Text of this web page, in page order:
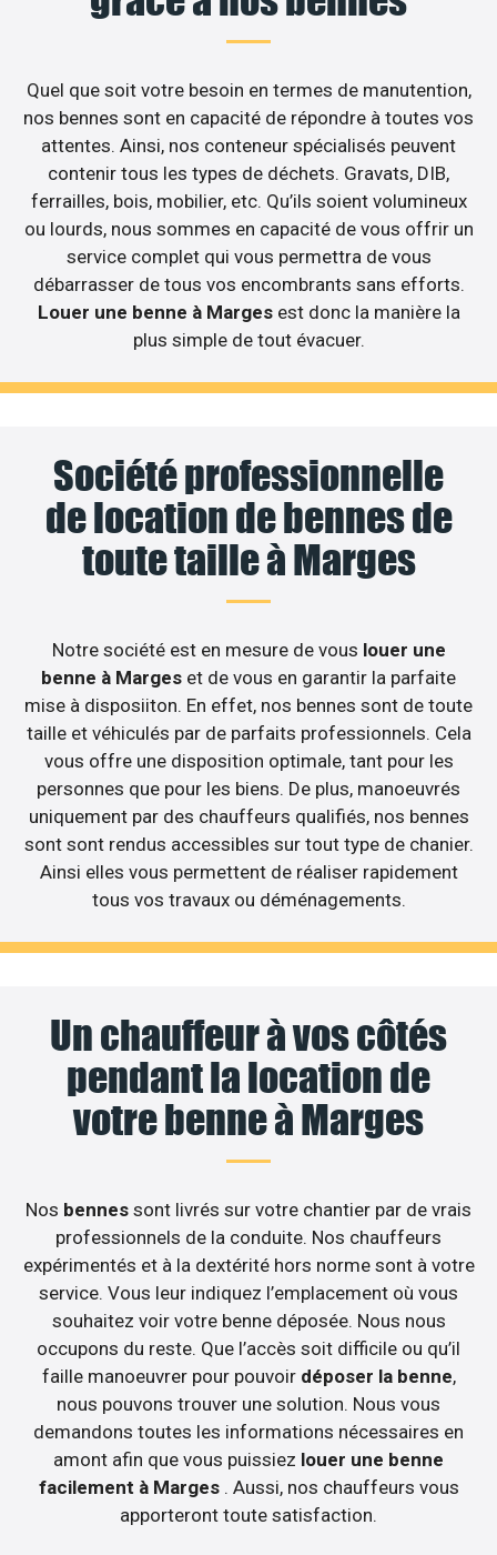
Quel que soit votre besoin en termes de manutention,
nos bennes sont en capacité de répondre à toutes vos
attentes. Ainsi, nos conteneur spécialisés peuvent
contenir tous les types de déchets. Gravats, DIB,
ferrailles, bois, mobilier, etc. Qu’ils soient volumineux
ou lourds, nous sommes en capacité de vous offrir un
service complet qui vous permettra de vous
débarrasser de tous vos encombrants sans efforts.
Louer une benne à Marges est donc la manière la
plus simple de tout évacuer.
Société professionnelle
de location de bennes de
toute taille à Marges
Notre société est en mesure de vous louer une
benne à Marges et de vous en garantir la parfaite
mise à disposiiton. En effet, nos bennes sont de toute
taille et véhiculés par de parfaits professionnels. Cela
vous offre une disposition optimale, tant pour les
personnes que pour les biens. De plus, manoeuvrés
uniquement par des chauffeurs qualifiés, nos bennes
sont sont rendus accessibles sur tout type de chanier.
Ainsi elles vous permettent de réaliser rapidement
tous vos travaux ou déménagements.
Un chauffeur à vos côtés
pendant la location de
votre benne à Marges
Nos bennes sont livrés sur votre chantier par de vrais
professionnels de la conduite. Nos chauffeurs
expérimentés et à la dextérité hors norme sont à votre
service. Vous leur indiquez l’emplacement où vous
souhaitez voir votre benne déposée. Nous nous
occupons du reste. Que l’accès soit difficile ou qu’il
faille manoeuvrer pour pouvoir déposer la benne,
nous pouvons trouver une solution. Nous vous
demandons toutes les informations nécessaires en
amont afin que vous puissiez louer une benne
facilement à Marges . Aussi, nos chauffeurs vous
apporteront toute satisfaction.